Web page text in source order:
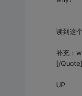
读到这
补充：
[/Quote]
UP